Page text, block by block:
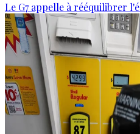
Le G7 appelle à rééquilibrer